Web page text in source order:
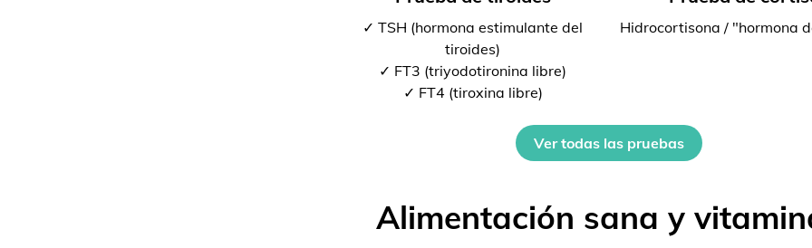
✓ TSH (hormona estimulante del
tiroides)
✓ FT3 (triyodotironina libre)
✓ FT4 (tiroxina libre)
Hidrocortisona / "hormona
Ver todas las pruebas
Alimentación sana y